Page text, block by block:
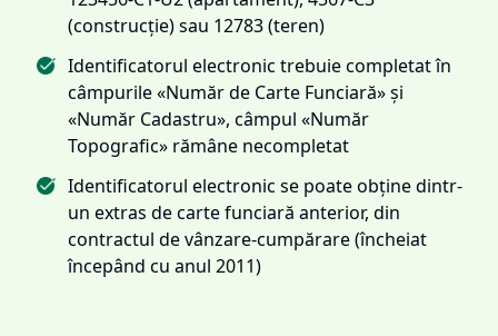
(construcție) sau 12783 (teren)
Identificatorul electronic trebuie completat în
câmpurile «Număr de Carte Funciară» și
«Număr Cadastru», câmpul «Număr
Topografic» rămâne necompletat
Identificatorul electronic se poate obține dintr-
un extras de carte funciară anterior, din
contractul de vânzare-cumpărare (încheiat
începând cu anul 2011)